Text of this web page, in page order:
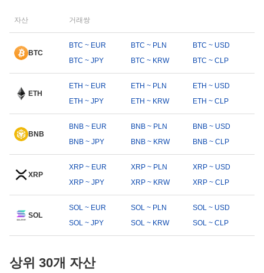
자산 거래쌍
BTC
BTC ~ EUR BTC ~ PLN
BTC ~ USD
BTC ~ JPY
BTC ~ KRW BTC ~ CLP
ETH
ETH ~ EUR ETH ~ PLN
ETH ~ USD
ETH ~ JPY
ETH ~ KRW ETH ~ CLP
BNB
BNB ~ EUR BNB ~ PLN
BNB ~ USD
BNB ~ JPY
BNB ~ KRW BNB ~ CLP
XRP
XRP ~ EUR XRP ~ PLN
XRP ~ USD
XRP ~ JPY
XRP ~ KRW XRP ~ CLP
SOL
SOL ~ EUR SOL ~ PLN
SOL ~ USD
SOL ~ JPY
SOL ~ KRW SOL ~ CLP
상위 30개 자산